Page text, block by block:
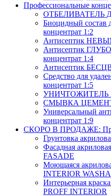
Профессиональные
ОТБЕЛИВАТЕЛЬ
Биоцидный
концентрат 1:2
Антисептик
Антисептик
концентрат 1:4
Антисептик
Средство для
концентрат 1:5
УНИЧТОЖИТЕЛЬ
СМЫВКА ЦЕМЕНТА
Универсальный
концентрат 1:9
СКОРО В ПРОДАЖЕ:
Грунтовка
Фасадная
FASADE
Моющаяся
INTERIOR
Интерьерная
PROFF INTERIOR